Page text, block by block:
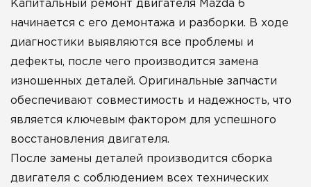
Капитальный ремонт двигателя Mazda 6
начинается с его демонтажа и разборки. В ходе
диагностики выявляются все проблемы и
дефекты, после чего производится замена
изношенных деталей. Оригинальные запчасти
обеспечивают совместимость и надежность, что
является ключевым фактором для успешного
восстановления двигателя.
После замены деталей производится сборка
двигателя с соблюдением всех технических